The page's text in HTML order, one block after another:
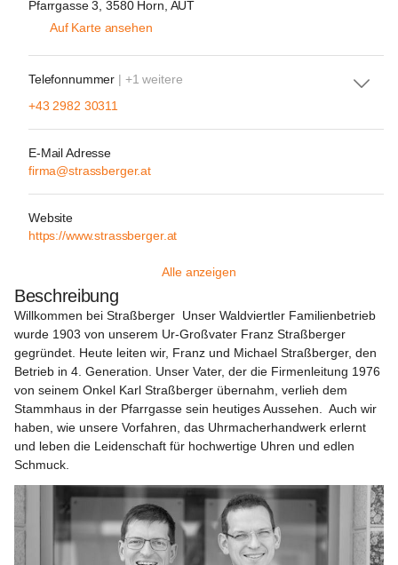
Pfarrgasse 3, 3580 Horn, AUT
Auf Karte ansehen
Telefonnummer | +1 weitere
+43 2982 30311
E-Mail Adresse
firma@strassberger.at
Website
https://www.strassberger.at
Alle anzeigen
Beschreibung
Willkommen bei Straßberger
  Unser Waldviertler Familienbetrieb
wurde 1903 von unserem Ur-Großvater Franz Straßberger
gegründet. Heute leiten wir, Franz und Michael Straßberger, den
Betrieb in 4. Generation. Unser Vater, der die Firmenleitung 1976
von seinem Onkel Karl Straßberger übernahm, verlieh dem
Stammhaus in der Pfarrgasse sein heutiges Aussehen.  Auch wir
haben, wie unsere Vorfahren, das Uhrmacherhandwerk erlernt
und leben die Leidenschaft für hochwertige Uhren und edlen
Schmuck.